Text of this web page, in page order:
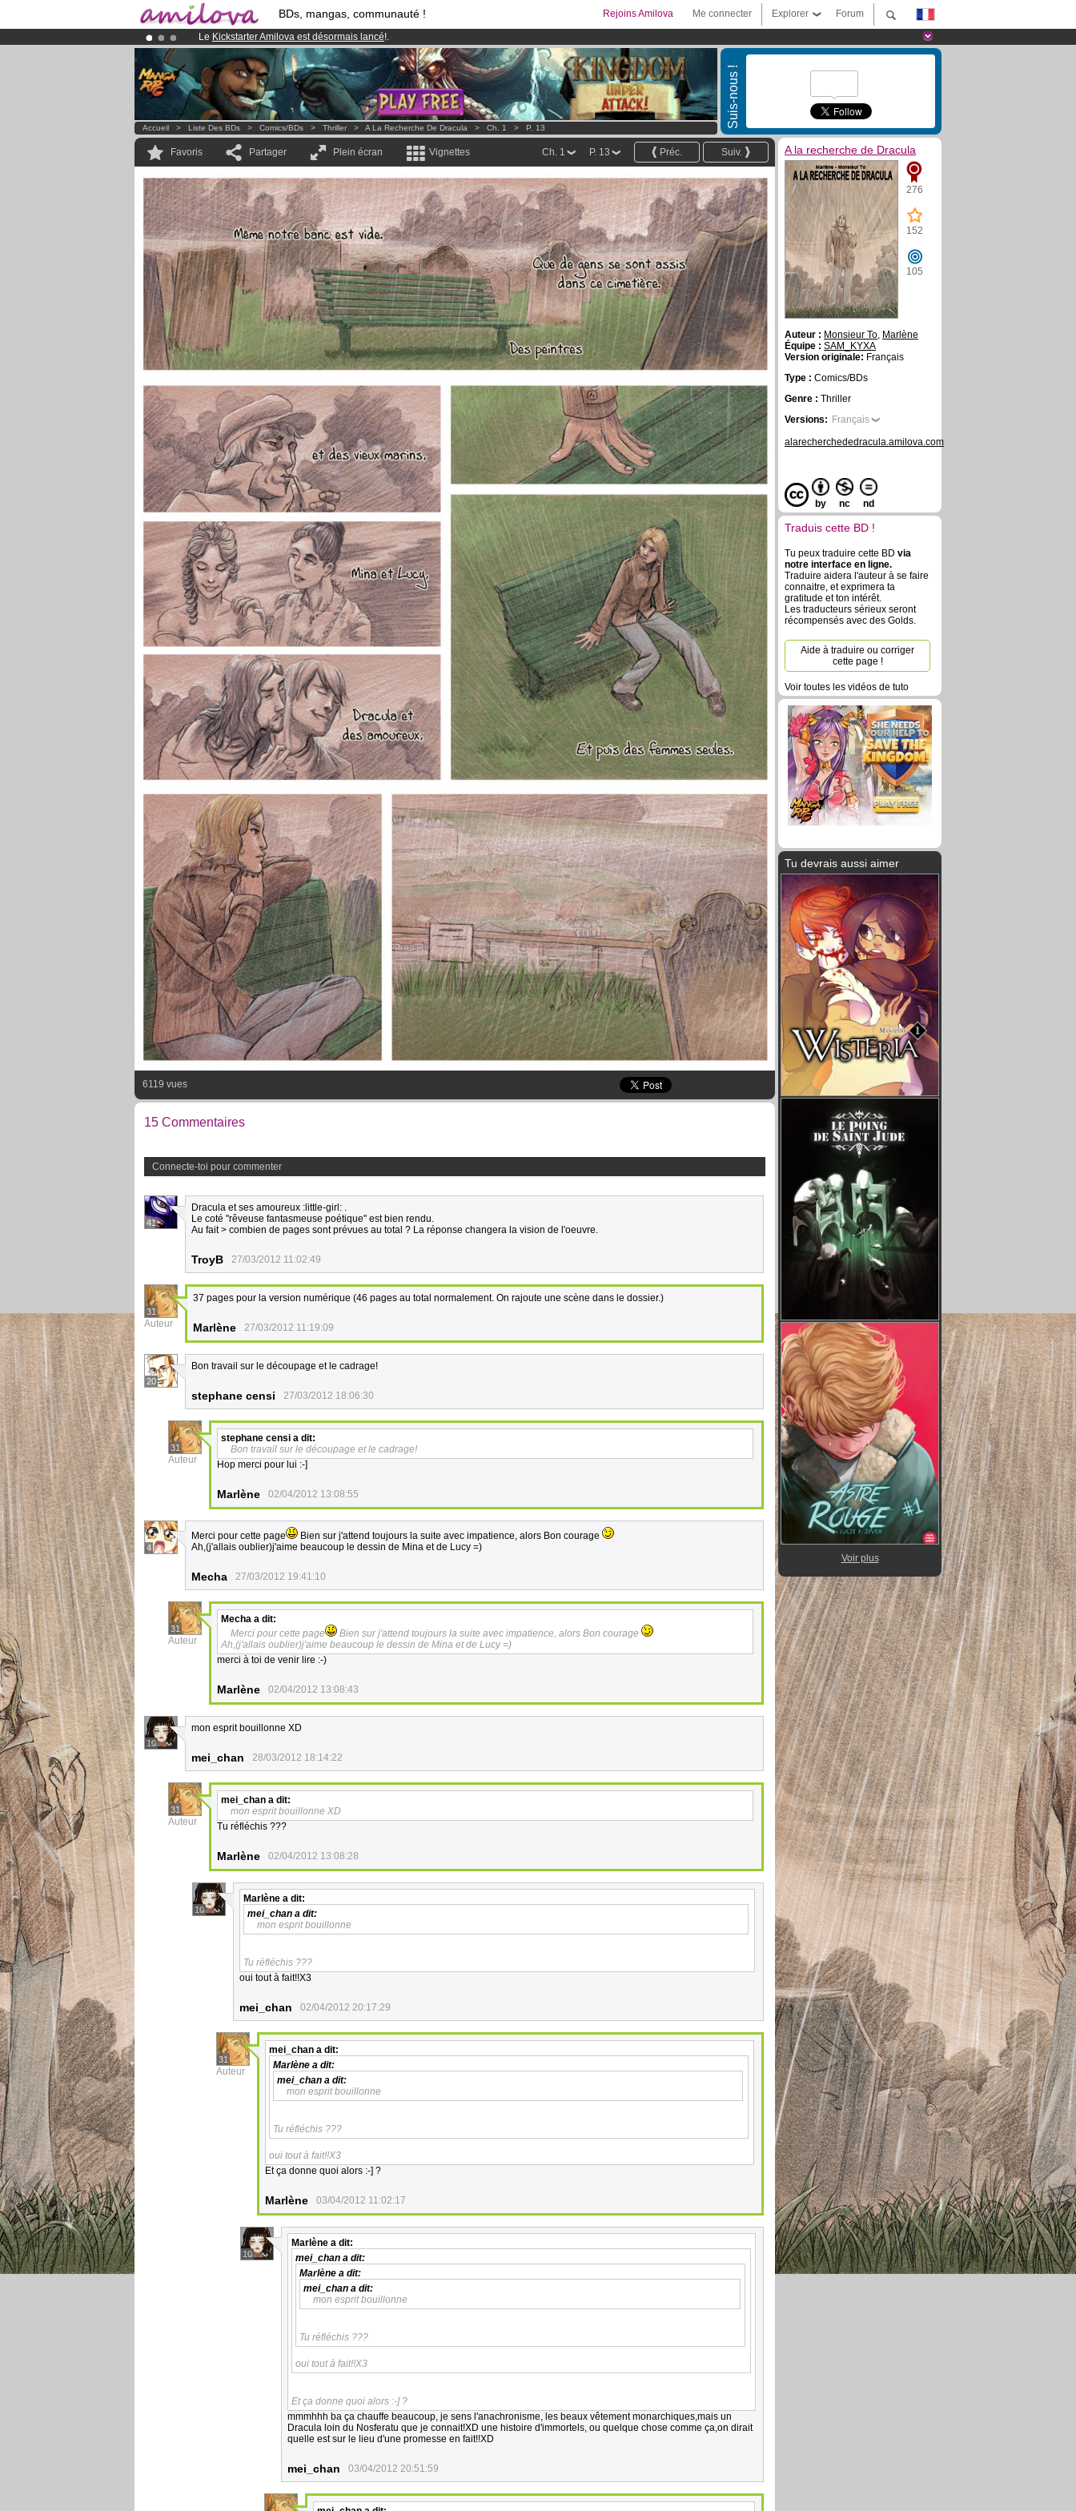
BDs, mangas, communauté ! Forum
Explorer
Me connecter
Rejoins Amilova
Le Kickstarter Amilova est désormais lancé!.
Abonnement premium: à partir de3.95 eurospar mois !Clique ici pour t'abonner
Déjà 100000membreset 1000BDs & Mangas!
Suis-nous !
Accueil > Liste Des BDs > Comics/BDs > Thriller > A La Recherche De Dracula > Ch. 1 > P. 13
Favoris Partager Plein écran Vignettes Suiv.
Préc.
P. 13
Ch. 1
6119 vues
15 Commentaires
Connecte-toi pour commenter
41
Dracula et ses amoureux :little-girl: .
Le coté "rêveuse fantasmeuse poétique" est bien rendu.
Au fait > combien de pages sont prévues au total ? La réponse changera la vision de l'oeuvre.
TroyB 27/03/2012 11:02:49
31
Auteur
37 pages pour la version numérique (46 pages au total normalement. On rajoute une scène dans le dossier.)
Marlène 27/03/2012 11:19:09
20
Bon travail sur le découpage et le cadrage!
stephane censi 27/03/2012 18:06:30
31
Auteur
stephane censi a dit:
Bon travail sur le découpage et le cadrage!
Hop merci pour lui :-]
Marlène 02/04/2012 13:08:55
4
Merci pour cette page
Bien sur j'attend toujours la suite avec impatience, alors Bon courage
Ah,(j'allais oublier)j'aime beaucoup le dessin de Mina et de Lucy =)
Mecha 27/03/2012 19:41:10
31
Auteur
Mecha a dit:
Merci pour cette page
Bien sur j'attend toujours la suite avec impatience, alors Bon courage
Ah,(j'allais oublier)j'aime beaucoup le dessin de Mina et de Lucy =)
merci à toi de venir lire :-)
Marlène 02/04/2012 13:08:43
10
mon esprit bouillonne XD
mei_chan 28/03/2012 18:14:22
31
Auteur
mei_chan a dit:
mon esprit bouillonne XD
Tu réfléchis ???
Marlène 02/04/2012 13:08:28
10
Marlène a dit:
mei_chan a dit:
mon esprit bouillonne
Tu réfléchis ???
oui tout à fait!!X3
mei_chan 02/04/2012 20:17:29
31
Auteur
mei_chan a dit:
Marlène a dit:
mei_chan a dit:
mon esprit bouillonne
Tu réfléchis ???
oui tout à fait!!X3
Et ça donne quoi alors :-] ?
Marlène 03/04/2012 11:02:17
10
Marlène a dit:
mei_chan a dit:
Marlène a dit:
mei_chan a dit:
mon esprit bouillonne
Tu réfléchis ???
oui tout à fait!!X3
Et ça donne quoi alors :-] ?
mmmhhh ba ça chauffe beaucoup, je sens l'anachronisme, les beaux vêtement monarchiques,mais un
Dracula loin du Nosferatu que je connait!XD une histoire d'immortels, ou quelque chose comme ça,on dirait
quelle est sur le lieu d'une promesse en fait!!XD
mei_chan 03/04/2012 20:51:59
A la recherche de Dracula
276
152
105
Auteur : Monsieur To, Marlène
Équipe : SAM_KYXA
Version originale: Français
Type : Comics/BDs
Genre : Thriller
Versions: Français
alarecherchededracula.amilova.com
by nc nd
Traduis cette BD !
Tu peux traduire cette BD via
notre interface en ligne.
Traduire aidera l'auteur à se faire
connaitre, et exprimera ta
gratitude et ton intérêt.
Les traducteurs sérieux seront
récompensés avec des Golds.
Aide à traduire ou corriger
cette page !
Voir toutes les vidéos de tuto
Tu devrais aussi aimer
Voir plus